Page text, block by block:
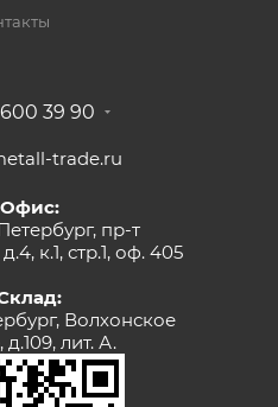
39 90
trade.ru
Офис:
пр-т
к.1, стр.1, оф. 405
Волхонское
лит. А.